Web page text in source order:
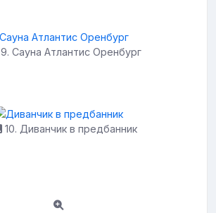
9. Сауна Атлантис Оренбург
10. Диванчик в предбанник